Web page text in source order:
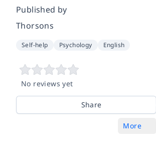
Published by
Thorsons
Self-help Psychology English
No reviews yet
Share
More